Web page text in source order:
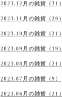
2023.12月の雑貨（31）
2023.11月の雑貨（29）
2023.10月の雑貨（21）
2023.09月の雑貨（19）
2023.08月の雑貨（21）
2023.07月の雑貨（9）
2023.06月の雑貨（21）